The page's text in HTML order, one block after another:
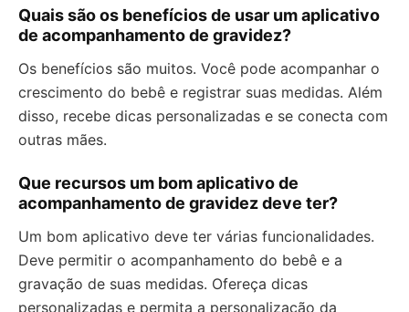
Quais são os benefícios de usar um aplicativo
de acompanhamento de gravidez?
Os benefícios são muitos. Você pode acompanhar o
crescimento do bebê e registrar suas medidas. Além
disso, recebe dicas personalizadas e se conecta com
outras mães.
Que recursos um bom aplicativo de
acompanhamento de gravidez deve ter?
Um bom aplicativo deve ter várias funcionalidades.
Deve permitir o acompanhamento do bebê e a
gravação de suas medidas. Ofereça dicas
personalizadas e permita a personalização da